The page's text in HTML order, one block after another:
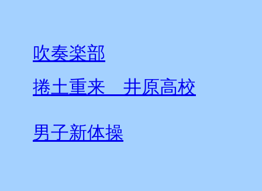
吹奏楽部
捲土重来 井原高校
男子新体操